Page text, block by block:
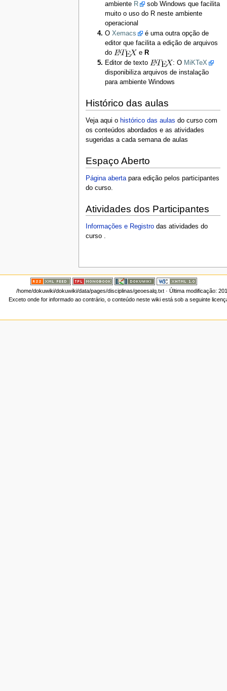
ambiente R
sob Windows que facilita
muito o uso do R neste ambiente
operacional
O Xemacs
é uma outra opção de
editor que facilita a edição de arquivos
do
e R
Editor de texto
: O MiKTeX
disponibiliza arquivos de instalação
para ambiente Windows
Histórico das aulas
Veja aqui o histórico das aulas do curso com
os conteúdos abordados e as atividades
sugeridas a cada semana de aulas
Espaço Aberto
Página abertapara edição pelos participantes
do curso.
Atividades dos Participantes
Informações e Registrodas atividades do
curso .
/home/dokuwiki/dokuwiki/data/pages/disciplinas/geoesalq.txt· Última modificação:
Exceto onde for informado ao contrário, o conteúdo neste wiki está sob a seguinte